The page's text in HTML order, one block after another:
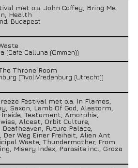
met o.a. John Coffey, Bring Me
Health
Budapest
(Cafe Calluna (Ommen))
Throne Room
(TivoliVredenburg (Utrecht))
Festival met o.a. In Flames,
Saxon, Lamb Of God, Alestorm,
Testament, Amorphis,
Alcest, Orbit Culture,
Future Palace,
Der Weg Einer Freiheit, Alien Ant
Waste, Thundermother, From
Misery Index, Parasite inc., Groza